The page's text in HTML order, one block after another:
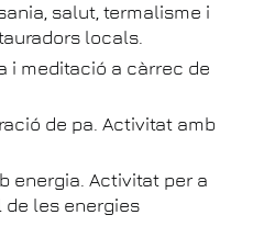
salut, termalisme i
locals.
i meditació a càrrec de
de pa. Activitat amb
energia. Activitat per a
les energies